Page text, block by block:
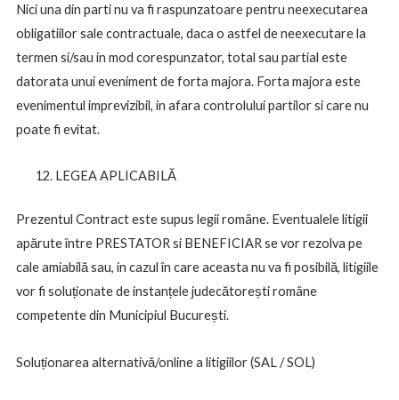
Nici una din parti nu va fi raspunzatoare pentru neexecutarea
obligatiilor sale contractuale, daca o astfel de neexecutare la
termen si/sau in mod corespunzator, total sau partial este
datorata unui eveniment de forta majora. Forta majora este
evenimentul imprevizibil, in afara controlului partilor si care nu
poate fi evitat.
LEGEA APLICABILĂ
Prezentul Contract este supus legii române. Eventualele litigii
apărute între PRESTATOR si BENEFICIAR se vor rezolva pe
cale amiabilă sau, in cazul în care aceasta nu va fi posibilă, litigiile
vor fi soluționate de instanțele judecătorești române
competente din Municipiul București.
Soluționarea alternativă/online a litigiilor (SAL / SOL)